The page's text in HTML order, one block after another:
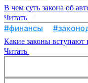
В чем суть закона об
Читать
#финансы
Какие законы вступают
Читать